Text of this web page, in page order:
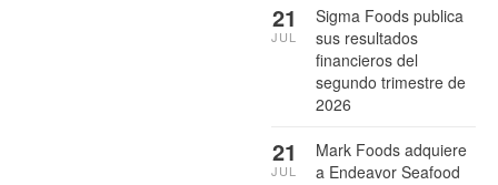
Sigma Foods publica
sus resultados
financieros del
segundo trimestre de
2026
21
JUL
Mark Foods adquiere
a Endeavor Seafood
21
JUL